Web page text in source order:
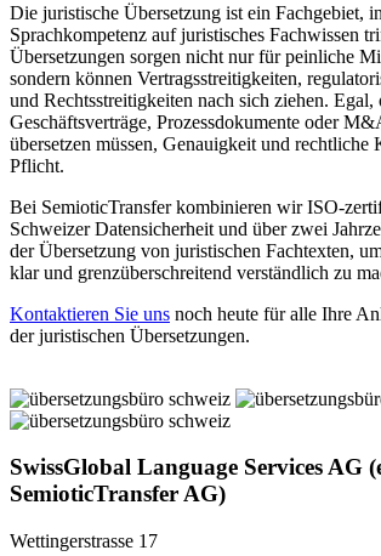
Die juristische Übersetzung ist ein Fachgebiet,
Sprachkompetenz auf juristisches Fachwissen
Übersetzungen sorgen nicht nur für peinliche
sondern können Vertragsstreitigkeiten,
und Rechtsstreitigkeiten nach sich ziehen. Egal,
Geschäftsverträge, Prozessdokumente oder
übersetzen müssen, Genauigkeit und rechtliche
Pflicht.
Bei SemioticTransfer kombinieren wir ISO-
Schweizer Datensicherheit und über zwei
der Übersetzung von juristischen Fachtexten,
klar und grenzüberschreitend verständlich zu
Kontaktieren Sie uns noch heute für alle Ihre
der juristischen Übersetzungen.
SwissGlobal Language Services AG
SemioticTransfer AG)
Wettingerstrasse 17